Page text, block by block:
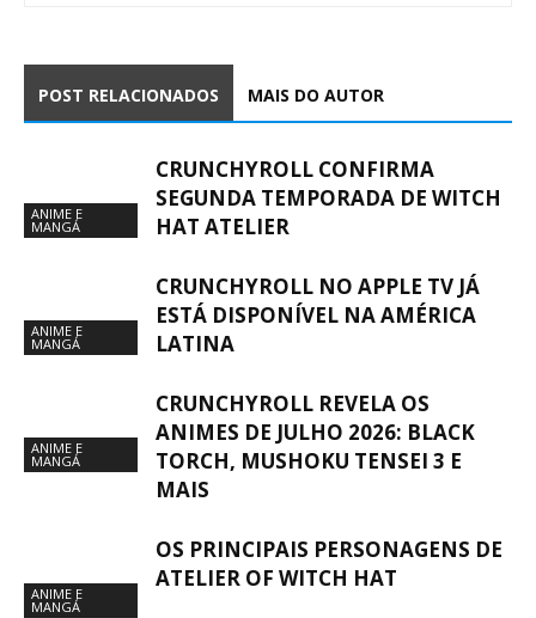
POST RELACIONADOS MAIS DO AUTOR
ANIME E
MANGÁ
CRUNCHYROLL CONFIRMA
SEGUNDA TEMPORADA DE WITCH
HAT ATELIER
ANIME E
MANGÁ
CRUNCHYROLL NO APPLE TV JÁ
ESTÁ DISPONÍVEL NA AMÉRICA
LATINA
ANIME E
MANGÁ
CRUNCHYROLL REVELA OS
ANIMES DE JULHO 2026: BLACK
TORCH, MUSHOKU TENSEI 3 E
MAIS
ANIME E
MANGÁ
OS PRINCIPAIS PERSONAGENS DE
ATELIER OF WITCH HAT